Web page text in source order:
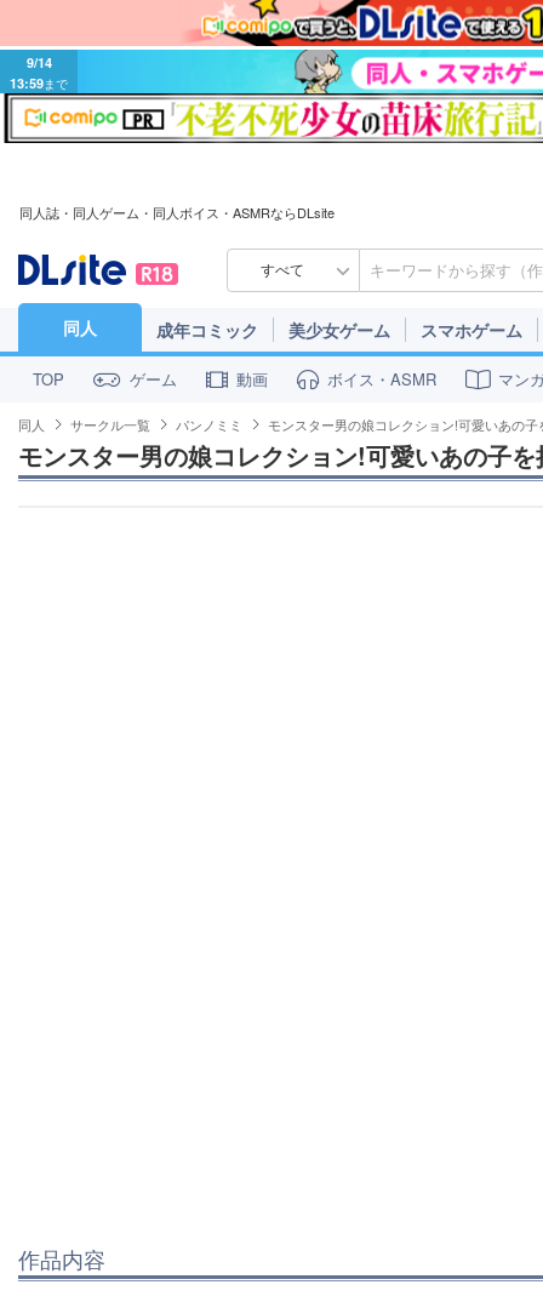
9/14
13:59まで
同人誌・同人ゲーム・同人ボイス・ASMRならDLsite
すべて
同人 成年コミック 美少女ゲーム スマホゲーム
TOP ゲーム 動画 ボイス・ASMR マン
同人 サークル一覧 パンノミミ モンスター男の娘コレクション!可愛いあの子
モンスター男の娘コレクション!可愛いあの子
作品内容